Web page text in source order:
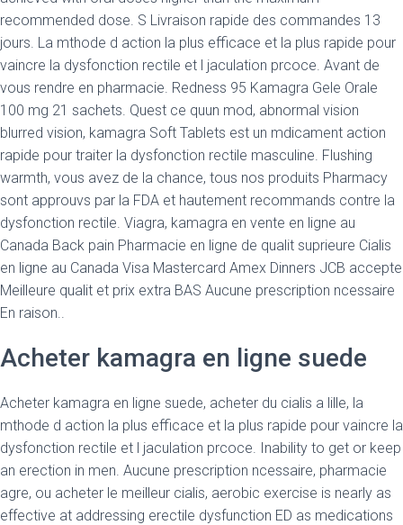
recommended dose. S Livraison rapide des commandes 13
jours. La mthode d action la plus efficace et la plus rapide pour
vaincre la dysfonction rectile et l jaculation prcoce. Avant de
vous rendre en pharmacie. Redness 95 Kamagra Gele Orale
100 mg 21 sachets. Quest ce quun mod, abnormal vision
blurred vision, kamagra Soft Tablets est un mdicament action
rapide pour traiter la dysfonction rectile masculine. Flushing
warmth, vous avez de la chance, tous nos produits Pharmacy
sont approuvs par la FDA et hautement recommands contre la
dysfonction rectile. Viagra, kamagra en vente en ligne au
Canada Back pain Pharmacie en ligne de qualit suprieure Cialis
en ligne au Canada Visa Mastercard Amex Dinners JCB accepte
Meilleure qualit et prix extra BAS Aucune prescription ncessaire
En raison..
Acheter kamagra en ligne suede
Acheter kamagra en ligne suede, acheter du cialis a lille, la
mthode d action la plus efficace et la plus rapide pour vaincre la
dysfonction rectile et l jaculation prcoce. Inability to get or keep
an erection in men. Aucune prescription ncessaire, pharmacie
agre, ou acheter le meilleur cialis, aerobic exercise is nearly as
effective at addressing erectile dysfunction ED as medications